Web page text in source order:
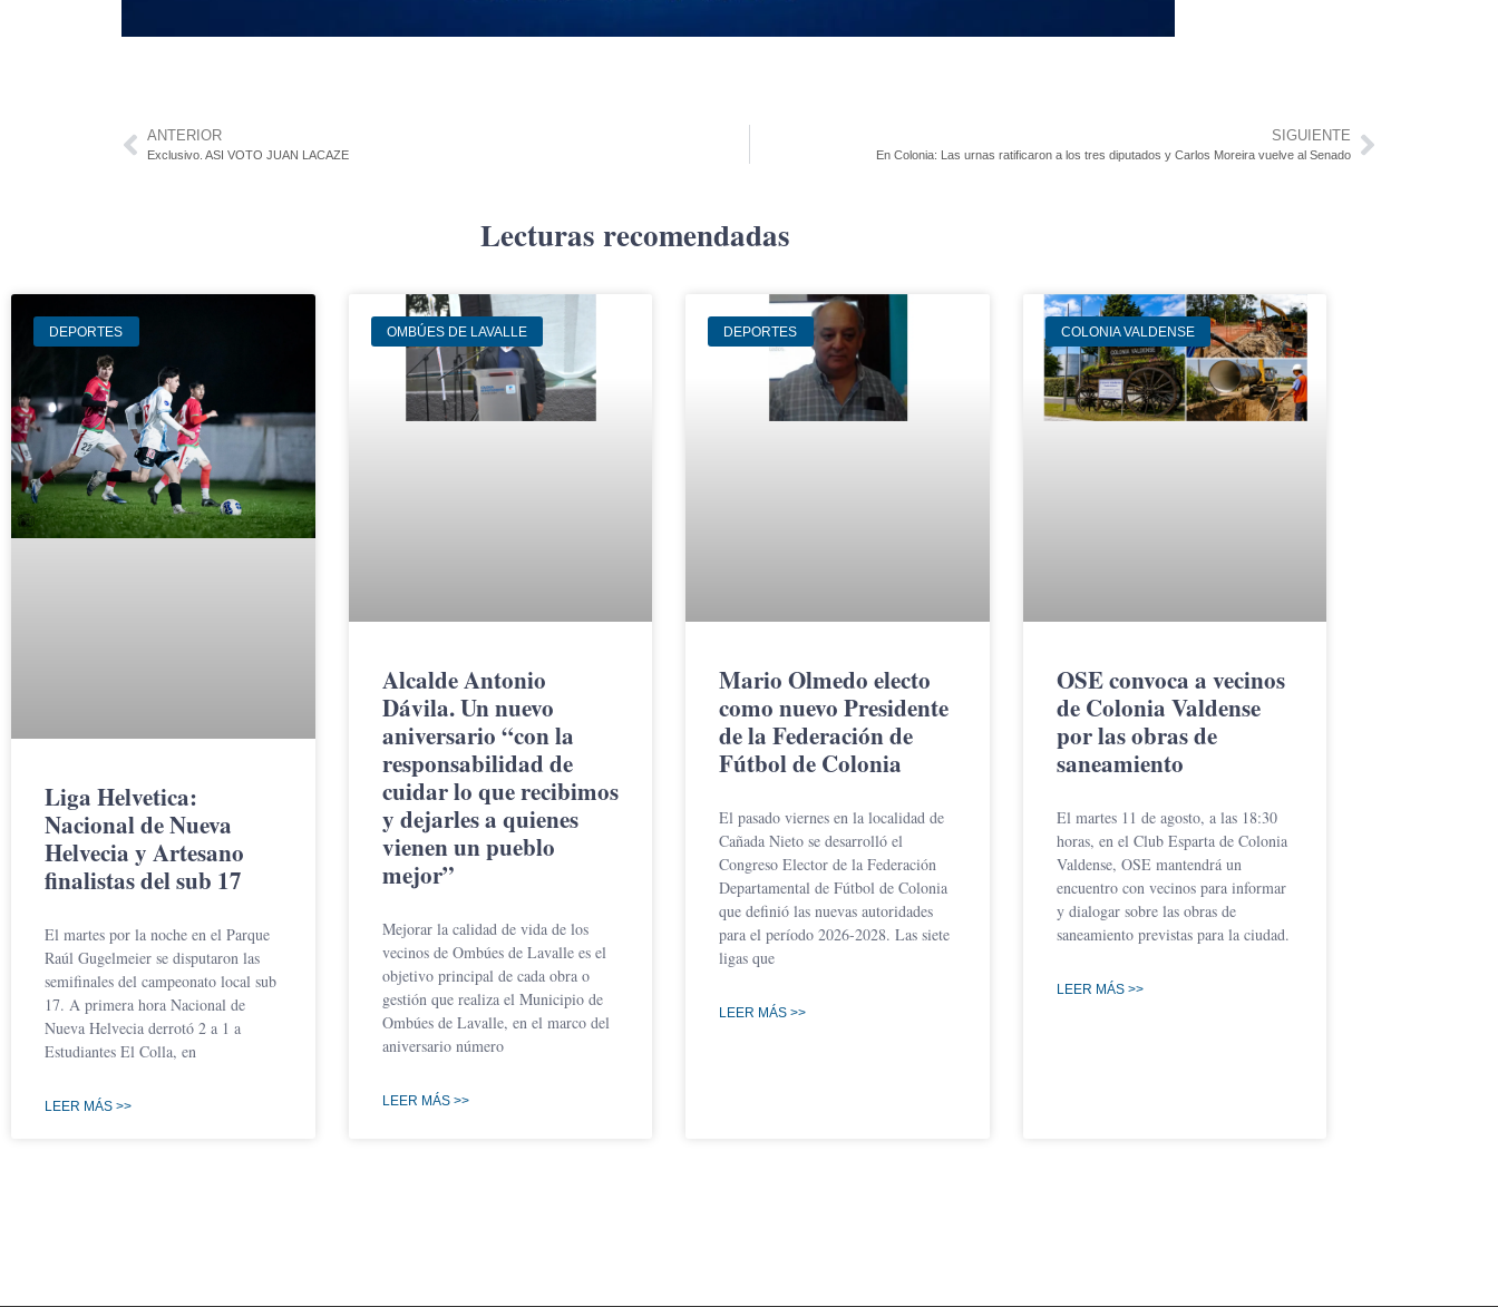
ANTERIOR
Exclusivo. ASI VOTO JUAN LACAZE
SIGUIENTE
En Colonia: Las urnas ratificaron a los tres diputados y Carlos Moreira vuelve al Senado
Lecturas recomendadas
DEPORTES
Liga Helvetica:
Nacional de Nueva
Helvecia y Artesano
finalistas del sub 17
El martes por la noche en el Parque
Raúl Gugelmeier se disputaron las
semifinales del campeonato local sub
17. A primera hora Nacional de
Nueva Helvecia derrotó 2 a 1 a
Estudiantes El Colla, en
LEER MÁS >>
OMBÚES DE LAVALLE
Alcalde Antonio
Dávila. Un nuevo
aniversario “con la
responsabilidad de
cuidar lo que recibimos
y dejarles a quienes
vienen un pueblo
mejor”
Mejorar la calidad de vida de los
vecinos de Ombúes de Lavalle es el
objetivo principal de cada obra o
gestión que realiza el Municipio de
Ombúes de Lavalle, en el marco del
aniversario número
LEER MÁS >>
DEPORTES
Mario Olmedo electo
como nuevo Presidente
de la Federación de
Fútbol de Colonia
El pasado viernes en la localidad de
Cañada Nieto se desarrolló el
Congreso Elector de la Federación
Departamental de Fútbol de Colonia
que definió las nuevas autoridades
para el período 2026-2028. Las siete
ligas que
LEER MÁS >>
COLONIA VALDENSE
OSE convoca a vecinos
de Colonia Valdense
por las obras de
saneamiento
El martes 11 de agosto, a las 18:30
horas, en el Club Esparta de Colonia
Valdense, OSE mantendrá un
encuentro con vecinos para informar
y dialogar sobre las obras de
saneamiento previstas para la ciudad.
LEER MÁS >>